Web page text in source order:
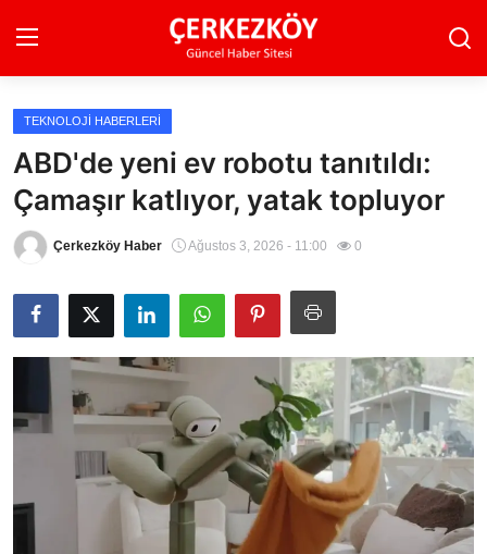
Ana Sayfa
Son Dakika
Ekonomi Haberleri
Magazin Haberleri
Spor Haberleri
Teknoloji Haberleri
Dünya Haberleri
Çerkezköy
TEKNOLOJI HABERLERI
ABD'de yeni ev robotu tanıtıldı:
Çamaşır katlıyor, yatak topluyor
Çerkezköy Haber Ağustos 3, 2026 - 11:00 0